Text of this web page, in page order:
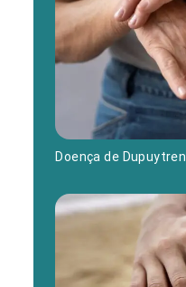
Doença de Dupuytren